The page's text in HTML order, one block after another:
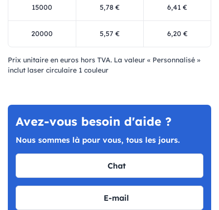
15000 5,78 € 6,41 €
20000 5,57 € 6,20 €
Prix ​​unitaire en euros hors TVA. La valeur « Personnalisé »
inclut laser circulaire 1 couleur
Avez-vous besoin d'aide ?
Nous sommes là pour vous, tous les jours.
Chat
E-mail